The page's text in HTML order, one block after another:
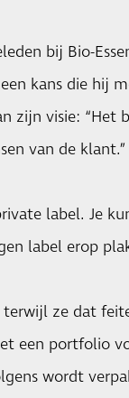
bij Bio-
kans die hij
zijn visie: “Het
van de klant.”
label. Je
label erop
terwijl ze dat
een portfolio
wordt